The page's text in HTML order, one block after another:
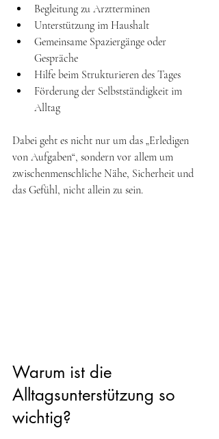
Begleitung zu Arztterminen
Unterstützung im Haushalt
Gemeinsame Spaziergänge oder
Gespräche
Hilfe beim Strukturieren des Tages
Förderung der Selbstständigkeit im
Alltag
Dabei geht es nicht nur um das „Erledigen
von Aufgaben“, sondern vor allem um
zwischenmenschliche Nähe, Sicherheit und
das Gefühl, nicht allein zu sein.
Warum ist die
Alltagsunterstützung so
wichtig?